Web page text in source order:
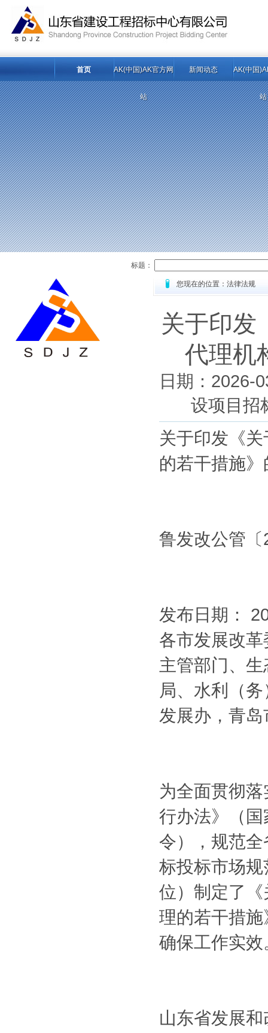
首页 AK(中国)AK官方网
站
新闻动态 AK(中国
站
标题：
您现在的位置：法律法规
关于印发
代理机
日期：2026-
设项目招
关于印发《
的若干措施
鲁发改公管
发布日期：
各市发展改
主管部门、
局、水利（
发展办，青
为全面贯彻
行办法》（
令），规范
标投标市场
位）制定了
理的若干措
确保工作实效
山东省发展